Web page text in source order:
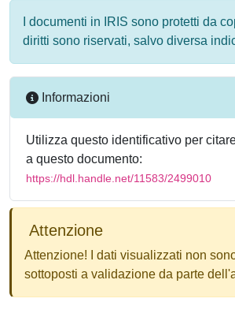
I documenti in IRIS sono protetti da
diritti sono riservati, salvo diversa
Informazioni
Utilizza questo identificativo per
a questo documento:
https://hdl.handle.net/11583/2499010
Attenzione
Attenzione! I dati visualizzati non
sottoposti a validazione da parte